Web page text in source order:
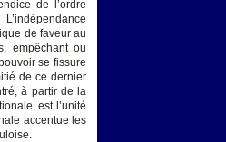
de l’ordre
de faveur au
empêchant ou
se fissure
de ce dernier
à partir de la
est l’unité
accentue les